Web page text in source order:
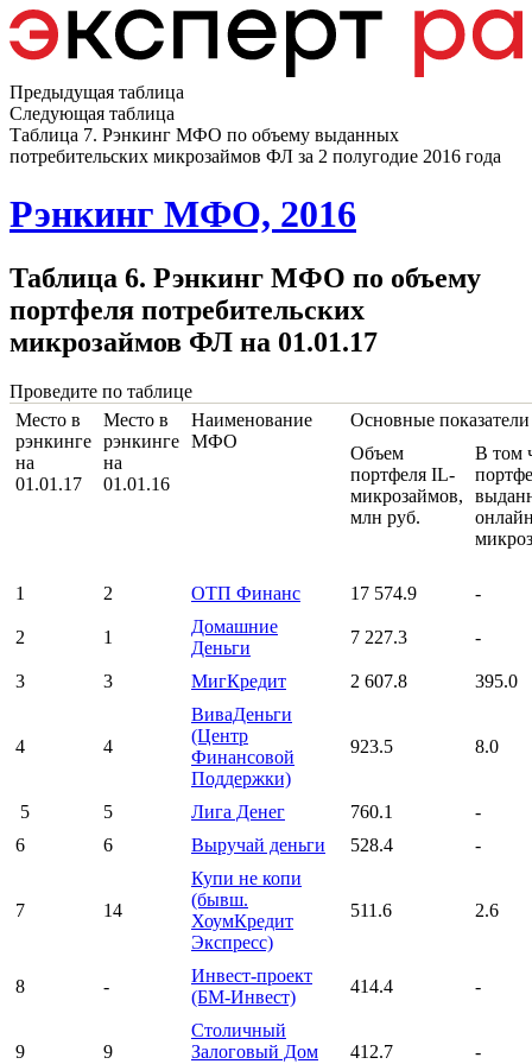
Предыдущая таблица
Следующая таблица
Таблица 7. Рэнкинг МФО по объему выданных
потребительских микрозаймов ФЛ за 2 полугодие 2016 года
Рэнкинг МФО, 2016
Таблица 6. Рэнкинг МФО по объему
портфеля потребительских
микрозаймов ФЛ на 01.01.17
Проведите по таблице
Место в
рэнкинге
на
01.01.17
Место в
рэнкинге
на
01.01.16
Наименование
МФО
Основные
Объем
портфеля IL-
микрозаймов,
млн руб.
В том
1 2 ОТП Финанс 17 574.9 -
2 1
Домашние
Деньги
7 227.3 -
3 3 МигКредит 2 607.8 395.0
4 4
ВиваДеньги
(Центр
Финансовой
Поддержки)
923.5 8.0
5 5 Лига Денег 760.1
-
6
6 Выручай деньги 528.4 -
7 14
Купи не копи
(бывш.
ХоумКредит
Экспресс)
511.6 2.6
8 -
Инвест-проект
(БМ-Инвест)
414.4 -
9 9
Столичный
Залоговый Дом
412.7 -